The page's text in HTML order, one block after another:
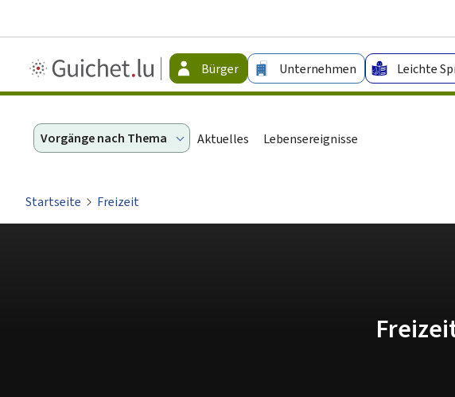
Guichet.lu
-
Bürger Unternehmen Leichte
Vorgänge nach Thema Aktuelles Lebensereignisse
Startseite Freizeit